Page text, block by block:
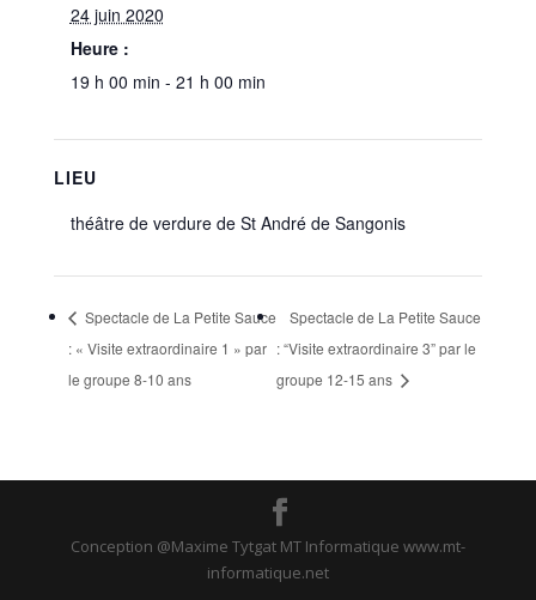
24 juin 2020
Heure :
19 h 00 min - 21 h 00 min
LIEU
théâtre de verdure de St André de Sangonis
Spectacle de La Petite Sauce
: « Visite extraordinaire 1 » par
le groupe 8-10 ans
Spectacle de La Petite Sauce
: “Visite extraordinaire 3” par le
groupe 12-15 ans
Conception @Maxime Tytgat MT Informatique www.mt-
informatique.net